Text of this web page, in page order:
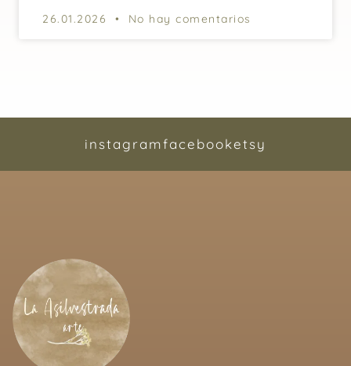
26.01.2026 No hay comentarios
instagramfacebooketsy